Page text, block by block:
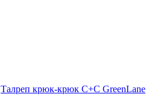
Талреп крюк-крюк C+C GreenLane